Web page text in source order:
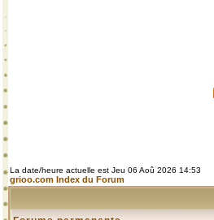
La date/heure actuelle est Jeu 06 Aoû 2026 14:53
grioo.com Index du Forum